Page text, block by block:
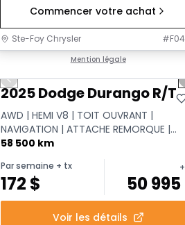
Commencer votre achat
Ste-Foy Chrysler #
Mention légale
Très bonne offre
Previous slide
2025 Dodge Durango R/T
AWD | HEMI V8 | TOIT OUVRANT |
NAVIGATION | ATTACHE REMORQUE |
AWD
58 500 km
Par semaine + tx
172 $ 50 995
Voir les détails